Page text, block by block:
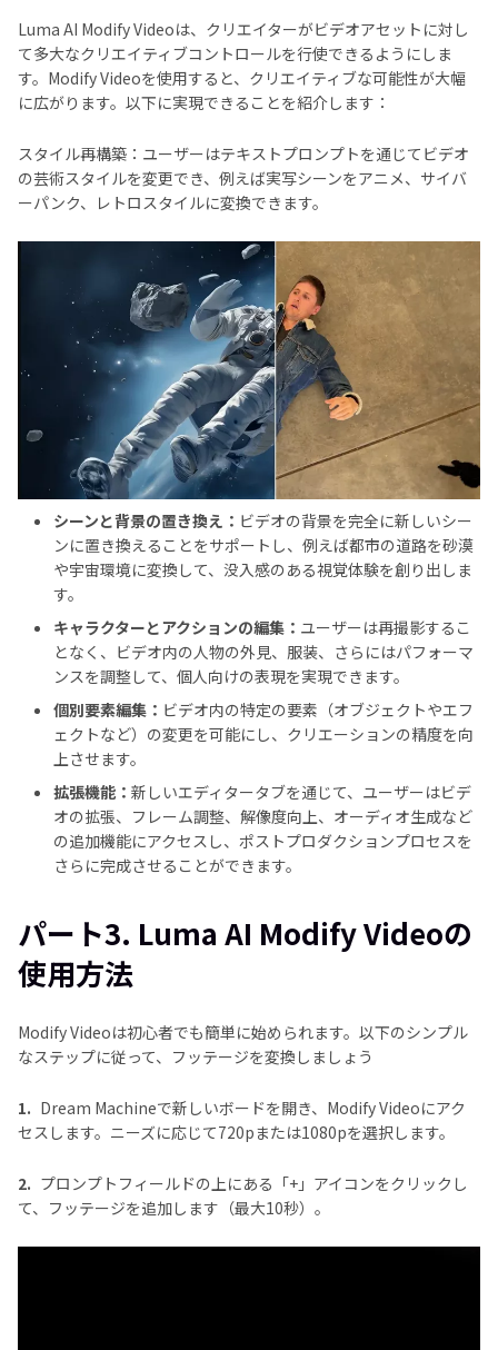
Luma AI Modify Videoは、クリエイターがビデオアセットに対し
て多大なクリエイティブコントロールを行使できるようにしま
す。Modify Videoを使用すると、クリエイティブな可能性が大幅
に広がります。以下に実現できることを紹介します：
スタイル再構築：ユーザーはテキストプロンプトを通じてビデオ
の芸術スタイルを変更でき、例えば実写シーンをアニメ、サイバ
ーパンク、レトロスタイルに変換できます。
シーンと背景の置き換え： ビデオの背景を完全に新しいシー
ンに置き換えることをサポートし、例えば都市の道路を砂漠
や宇宙環境に変換して、没入感のある視覚体験を創り出しま
す。
キャラクターとアクションの編集： ユーザーは再撮影するこ
となく、ビデオ内の人物の外見、服装、さらにはパフォーマ
ンスを調整して、個人向けの表現を実現できます。
個別要素編集： ビデオ内の特定の要素（オブジェクトやエフ
ェクトなど）の変更を可能にし、クリエーションの精度を向
上させます。
拡張機能： 新しいエディタータブを通じて、ユーザーはビデ
オの拡張、フレーム調整、解像度向上、オーディオ生成など
の追加機能にアクセスし、ポストプロダクションプロセスを
さらに完成させることができます。
パート3. Luma AI Modify Videoの
使用方法
Modify Videoは初心者でも簡単に始められます。以下のシンプル
なステップに従って、フッテージを変換しましょう
1. Dream Machineで新しいボードを開き、Modify Videoにアク
セスします。ニーズに応じて720pまたは1080pを選択します。
2. プロンプトフィールドの上にある「+」アイコンをクリックし
て、フッテージを追加します（最大10秒）。